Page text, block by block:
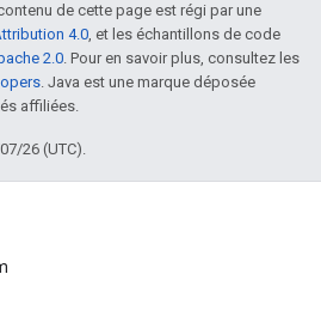
de cette page est régi par une
4.0, et les échantillons de code
2.0. Pour en savoir plus, consultez les
. Java est une marque déposée
affiliées.
26 (UTC).